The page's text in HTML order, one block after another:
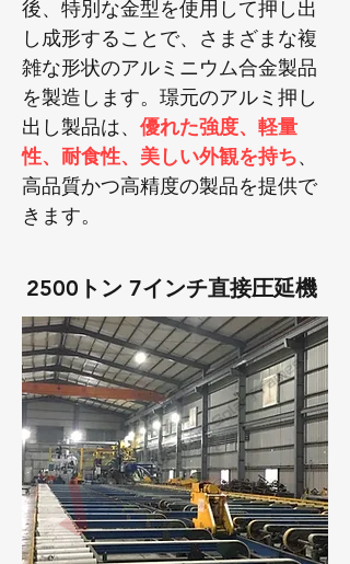
後、特別な金型を使用して押し出
し成形することで、さまざまな複
雑な形状のアルミニウム合金製品
を製造します。璟元のアルミ押し
出し製品は、 優れた強度、軽量
性、耐食性、美しい外観を持ち、
高品質かつ高精度の製品を提供で
きます。
2500トン 7インチ直接圧延機